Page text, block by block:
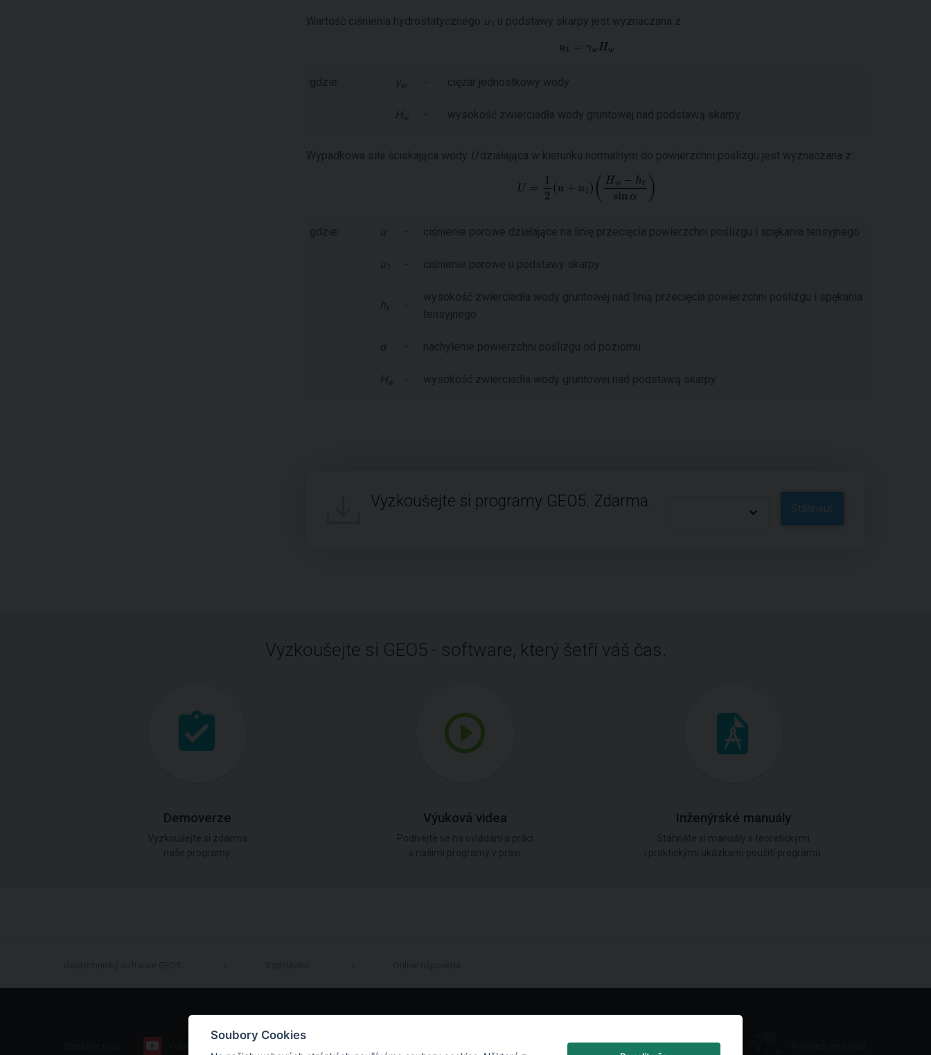
Wartość ciśnienia hydrostatycznego u 1 u podstawy skarpy jest wyznaczana z:
gdzie: γ w - ciężar jednostkowy wody
Hw - wysokość zwierciadła wody gruntowej nad podstawą skarpy
Wypadkowa siła ściskająca wody Udziałająca w kierunku normalnym do powierzchni poślizgu jest wyznaczana z:
gdzie: u - ciśnienie porowe działające na linię przecięcia powierzchni poślizgu i spękania tensyjnego
u 1 - ciśnienie porowe u podstawy skarpy
h t -
wysokość zwierciadła wody gruntowej nad linią przecięcia powierzchni poślizgu i spękania
tensyjnego
α - nachylenie powierzchni poślizgu od poziomu
Hw - wysokość zwierciadła wody gruntowej nad podstawą skarpy
Vyzkoušejte si programy GEO5. Zdarma. Stáhnout
Vyzkoušejte si GEO5 - software, který šetří váš čas.
Demoverze Výuková videa Inženýrské manuály
Soubory Cookies